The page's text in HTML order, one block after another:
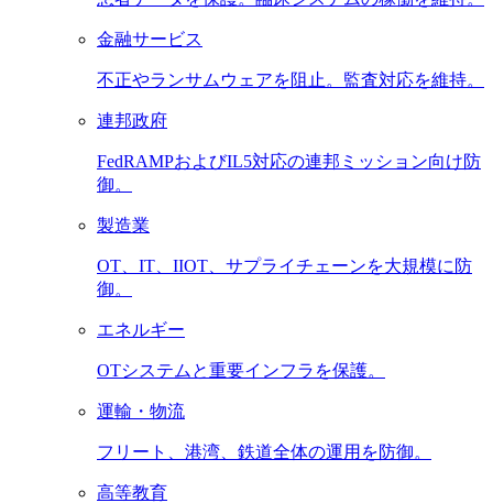
金融サービス
不正やランサムウェアを阻止。監査対応を維持。
連邦政府
FedRAMPおよびIL5対応の連邦ミッション向け防
御。
製造業
OT、IT、IIOT、サプライチェーンを大規模に防
御。
エネルギー
OTシステムと重要インフラを保護。
運輸・物流
フリート、港湾、鉄道全体の運用を防御。
高等教育